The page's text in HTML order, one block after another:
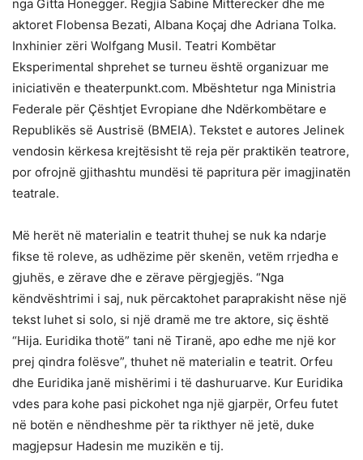
nga Gitta Honegger. Regjia Sabine Mitterecker dhe me
aktoret Flobensa Bezati, Albana Koçaj dhe Adriana Tolka.
Inxhinier zëri Wolfgang Musil. Teatri Kombëtar
Eksperimental shprehet se turneu është organizuar me
iniciativën e theaterpunkt.com. Mbështetur nga Ministria
Federale për Çështjet Evropiane dhe Ndërkombëtare e
Republikës së Austrisë (BMEIA). Tekstet e autores Jelinek
vendosin kërkesa krejtësisht të reja për praktikën teatrore,
por ofrojnë gjithashtu mundësi të papritura për imagjinatën
teatrale.
Më herët në materialin e teatrit thuhej se nuk ka ndarje
fikse të roleve, as udhëzime për skenën, vetëm rrjedha e
gjuhës, e zërave dhe e zërave përgjegjës. “Nga
këndvështrimi i saj, nuk përcaktohet paraprakisht nëse një
tekst luhet si solo, si një dramë me tre aktore, siç është
“Hija. Euridika thotë” tani në Tiranë, apo edhe me një kor
prej qindra folësve”, thuhet në materialin e teatrit. Orfeu
dhe Euridika janë mishërimi i të dashuruarve. Kur Euridika
vdes para kohe pasi pickohet nga një gjarpër, Orfeu futet
në botën e nëndheshme për ta rikthyer në jetë, duke
magjepsur Hadesin me muzikën e tij.